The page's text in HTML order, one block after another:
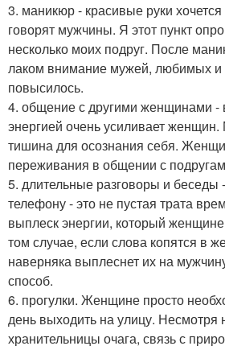
3. маникюр - красивые руки хочется
говорят мужчины. Я этот пункт
несколько моих подруг. После
лаком внимание мужей, любимых и
повысилось.
4. общение с другими женщинами -
энергией очень усиливает
тишина для осознания себя.
переживания в общении с
5. длительные разговоры и беседы
телефону - это не пустая трата
выплеск энергии, который
том случае, если слова копятся в
наверняка выплеснет их на
способ.
6. прогулки. Женщине просто
день выходить на улицу. Несмотря
хранительницы очага, связь с